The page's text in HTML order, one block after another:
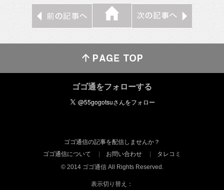
ゴゴ通をフォローする
ゴゴ通信の記事を配信しませんか？
ゴゴ通信について
お問い合わせ
タレコミ
© 2014 ゴゴ通信 All Rights Reserved.
表示切り替え：